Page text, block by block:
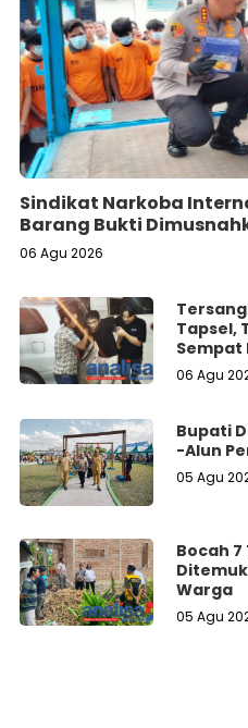
Sindikat Narkoba
Barang Bukti
06 Agu 2026
Tapsel,
Sempat
Korban
06 Agu
Bupati
-Alun
05 Agu
Bocah
Warga
05 Agu